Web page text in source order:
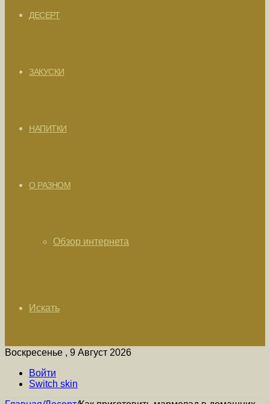
ДЕСЕРТ
ЗАКУСКИ
НАПИТКИ
О РАЗНОМ
Обзор интернета
Искать
Воскресенье , 9 Август 2026
Войти
Switch skin